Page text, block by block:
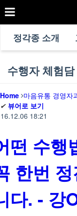
정각종 소개
수행자 체험담
Home 마음유통 경영자
✔ 뷰어로 보기
18:21
떤 수행
한번
다. - 강